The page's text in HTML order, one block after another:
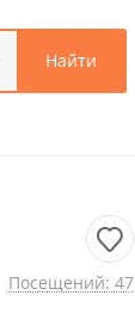
Найти
Посещений: 47